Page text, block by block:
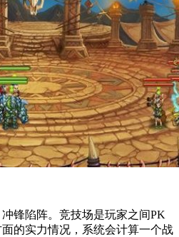
陷阵。竞技场是玩家之间PK
的实力情况，系统会计算一个战